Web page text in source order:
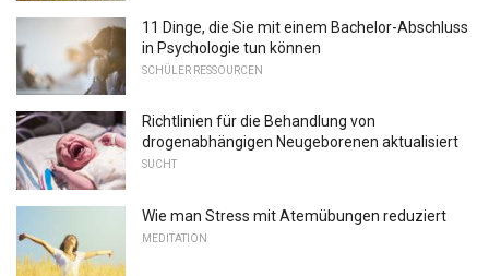
11 Dinge, die Sie mit einem Bachelor-Abschluss
in Psychologie tun können
SCHÜLER RESSOURCEN
Richtlinien für die Behandlung von
drogenabhängigen Neugeborenen aktualisiert
SUCHT
Wie man Stress mit Atemübungen reduziert
MEDITATION